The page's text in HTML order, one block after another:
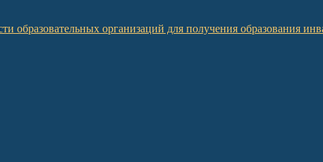
образовательных организаций для получения образования